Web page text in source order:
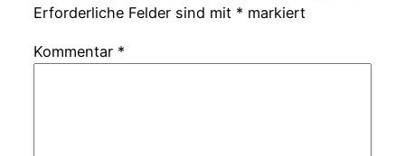
Erforderliche Felder sind mit * markiert
Kommentar *